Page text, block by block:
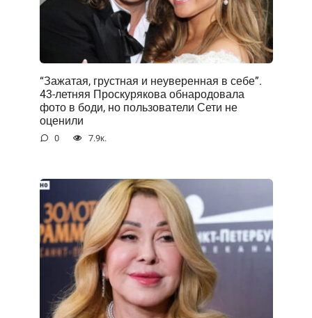
“Зажатая, грустная и неуверенная в себе”.
43-летняя Проскурякова обнародовала
фото в боди, но пользователи Сети не
оценили
0 7.9к.